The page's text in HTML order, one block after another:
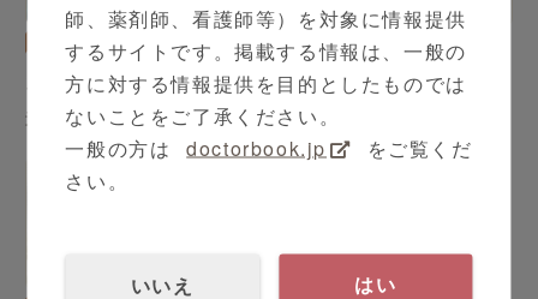
脳神経内科
シリーズ（全9本）
アルツハイマー型認知症関
連コンテンツ
神経系疾患
シリーズ（全2本）
認知症について
師、薬剤師、看護師等）を対象に情報提供
するサイトです。掲載する情報は、一般の
方に対する情報提供を目的としたものでは
ないことをご了承ください。
一般の方は
doctorbook.jp
をご覧くだ
さい。
いいえ はい